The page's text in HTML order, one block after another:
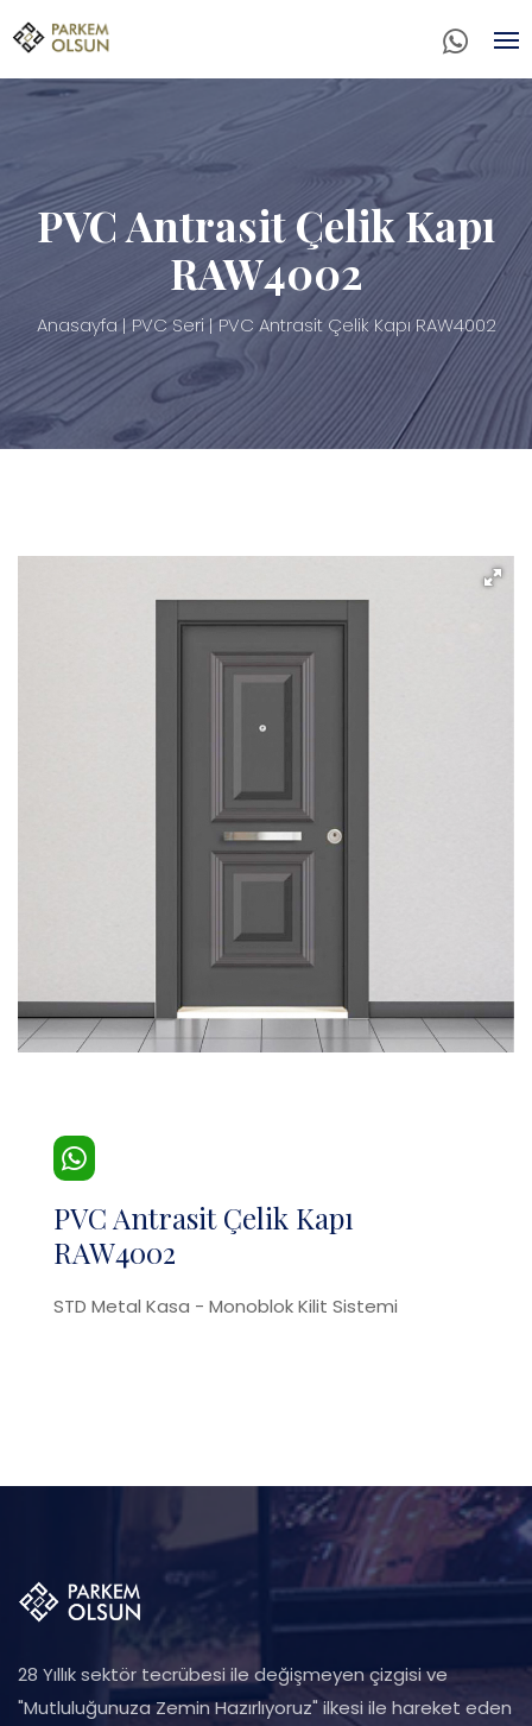
PVC Antrasit Çelik Kapı
RAW4002
Anasayfa PVC Seri PVC Antrasit Çelik Kapı RAW4002
PVC Antrasit Çelik Kapı
RAW4002
STD Metal Kasa - Monoblok Kilit Sistemi
28 Yıllık sektör tecrübesi ile değişmeyen çizgisi ve
"Mutluluğunuza Zemin Hazırlıyoruz" ilkesi ile hareket eden